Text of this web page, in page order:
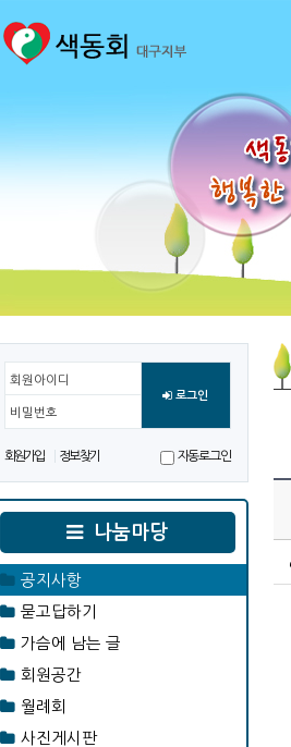
회원아이디
비밀번호
로그인
회원가입 정보찾기 자동로그인
나눔마당
공지사항
묻고답하기
가슴에 남는 글
회원공간
월례회
사진게시판